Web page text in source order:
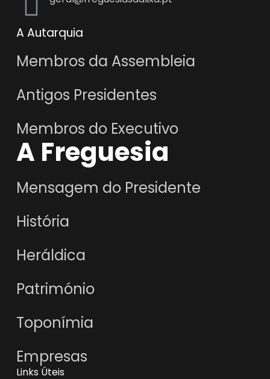
A Autarquia
Membros da Assembleia
Antigos Presidentes
Membros do Executivo
A Freguesia
Mensagem do Presidente
História
Heráldica
Património
Toponímia
Empresas
Links Úteis